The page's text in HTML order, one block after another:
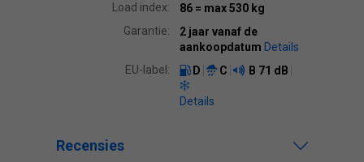
Load index:
86 = max 530 kg
Garantie:
2 jaar vanaf de
aankoopdatum Details
EU-label:
D C B 71 dB
Details
Recensies